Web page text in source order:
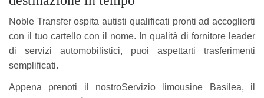
Noble Transfer ospita autisti qualificati pronti ad accoglierti
con il tuo cartello con il nome. In qualità di fornitore leader
di servizi automobilistici, puoi aspettarti trasferimenti
semplificati.
Appena prenoti il ​​nostroServizio limousine Basilea, il